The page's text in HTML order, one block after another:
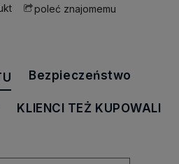
poleć znajomemu
Bezpieczeństwo
Cena nie zawiera ewentualnych
KLIENCI TEŻ KUPOWALI